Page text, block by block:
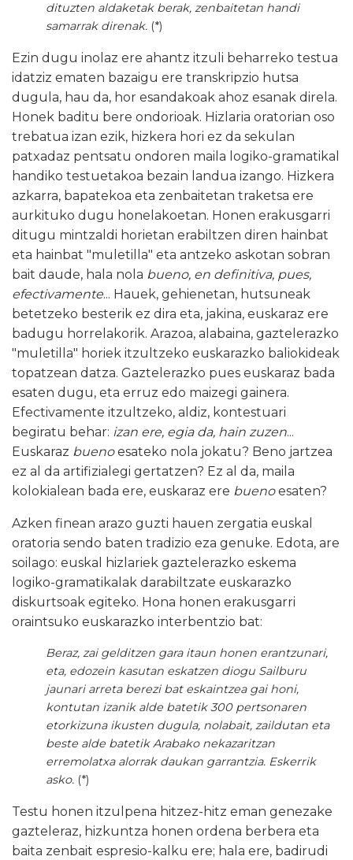
dituzten aldaketak berak, zenbaitetan handi
samarrak direnak. (*)
Ezin dugu inolaz ere ahantz itzuli beharreko testua
idatziz ematen bazaigu ere transkripzio hutsa
dugula, hau da, hor esandakoak ahoz esanak direla.
Honek baditu bere ondorioak. Hizlaria oratorian oso
trebatua izan ezik, hizkera hori ez da sekulan
patxadaz pentsatu ondoren maila logiko-gramatikal
handiko testuetakoa bezain landua izango. Hizkera
azkarra, bapatekoa eta zenbaitetan traketsa ere
aurkituko dugu honelakoetan. Honen erakusgarri
ditugu mintzaldi horietan erabiltzen diren hainbat
eta hainbat "muletilla" eta antzeko askotan sobran
bait daude, hala nola bueno, en definitiva, pues,
efectivamente... Hauek, gehienetan, hutsuneak
betetzeko besterik ez dira eta, jakina, euskaraz ere
badugu horrelakorik. Arazoa, alabaina, gaztelerazko
"muletilla" horiek itzultzeko euskarazko baliokideak
topatzean datza. Gaztelerazko pues euskaraz bada
esaten dugu, eta erruz edo maizegi gainera.
Efectivamente itzultzeko, aldiz, kontestuari
begiratu behar: izan ere, egia da, hain zuzen...
Euskaraz buenoesateko nola jokatu? Beno jartzea
ez al da artifizialegi gertatzen? Ez al da, maila
kolokialean bada ere, euskaraz ere buenoesaten?
Azken finean arazo guzti hauen zergatia euskal
oratoria sendo baten tradizio eza genuke. Edota, are
soilago: euskal hizlariek gaztelerazko eskema
logiko-gramatikalak darabiltzate euskarazko
diskurtsoak egiteko. Hona honen erakusgarri
oraintsuko euskarazko interbentzio bat:
Beraz, zai gelditzen gara itaun honen erantzunari,
eta, edozein kasutan eskatzen diogu Sailburu
jaunari arreta berezi bat eskaintzea gai honi,
kontutan izanik alde batetik 300 pertsonaren
etorkizuna ikusten dugula, nolabait, zaildutan eta
beste alde batetik Arabako nekazaritzan
erremolatxa alorrak daukan garrantzia. Eskerrik
asko. (*)
Testu honen itzulpena hitzez-hitz eman genezake
gazteleraz, hizkuntza honen ordena berbera eta
baita zenbait espresio-kalku ere; hala ere, badirudi